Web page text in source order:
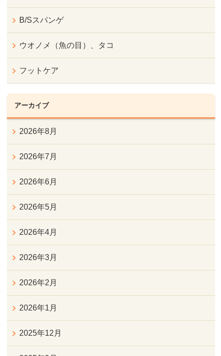
B/Sスパンゲ
ウオノメ（魚の目）、タコ
フットケア
アーカイブ
2026年8月
2026年7月
2026年6月
2026年5月
2026年4月
2026年3月
2026年2月
2026年1月
2025年12月